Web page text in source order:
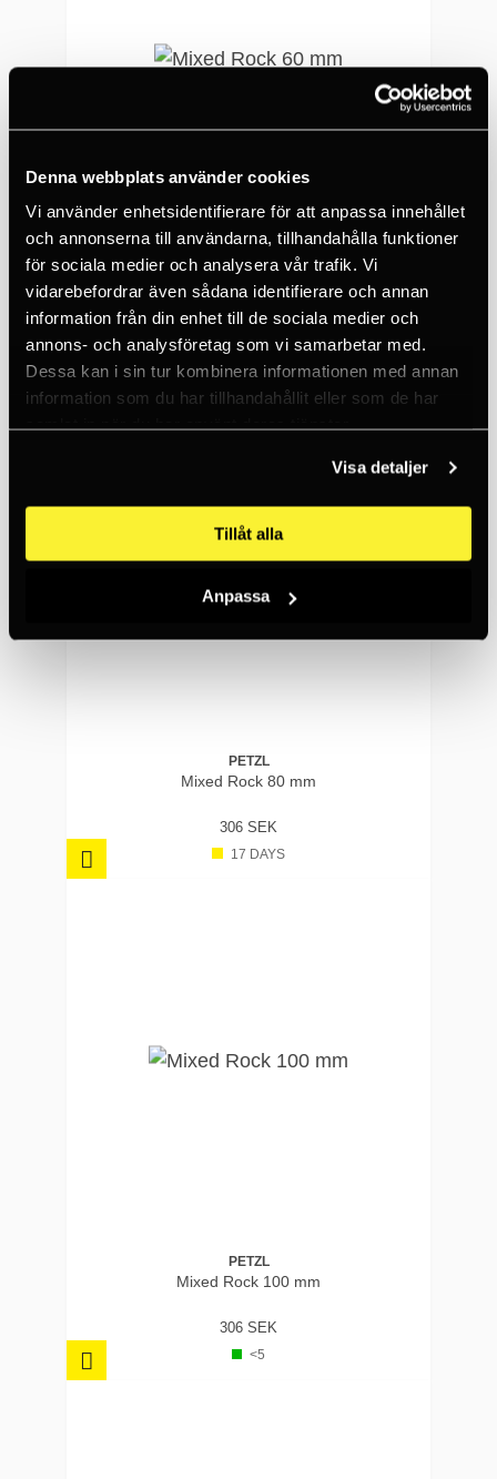
Denna webbplats använder cookies
Vi använder enhetsidentifierare för att anpassa innehållet
och annonserna till användarna, tillhandahålla funktioner
för sociala medier och analysera vår trafik. Vi
vidarebefordrar även sådana identifierare och annan
information från din enhet till de sociala medier och
annons- och analysföretag som vi samarbetar med.
Dessa kan i sin tur kombinera informationen med annan
information som du har tillhandahållit eller som de har
samlat in när du har använt deras tjänster.
Visa detaljer
Tillåt alla
Anpassa
PETZL
Mixed Rock 60 mm
306 SEK
17 DAYS
PETZL
Mixed Rock 80 mm
306 SEK
17 DAYS
PETZL
Mixed Rock 100 mm
306 SEK
<5